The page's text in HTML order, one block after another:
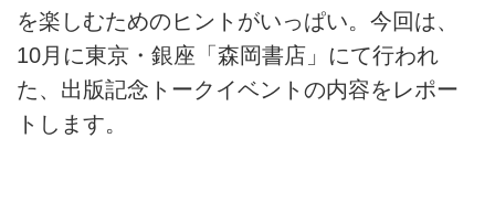
を楽しむためのヒントがいっぱい。今回は、
10月に東京・銀座「森岡書店」にて行われ
た、出版記念トークイベントの内容をレポー
トします。